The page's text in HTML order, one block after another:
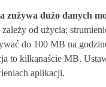
zużywa dużo danych
od użycia:
do 100 MB na
to kilkanaście MB.
aplikacji.